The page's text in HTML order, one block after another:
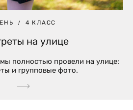
4 КЛАСС
на улице
полностью провели на улице:
и групповые фото.